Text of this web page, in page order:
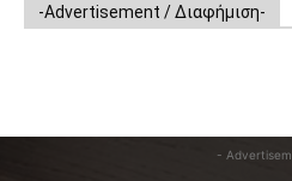
-Advertisement / Διαφήμιση-
-